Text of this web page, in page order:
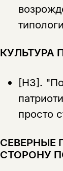
КУЛЬТУРА
[НЗ].
просто
СЕВЕРНЫЕ
СТОРОНУ